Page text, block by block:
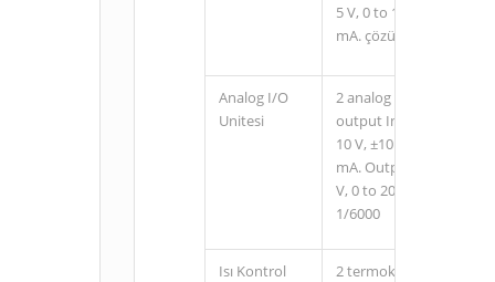
5 V, 0 to 10 V, ±10 V, 0
mA. çözünürlük: 1/6000
Analog I/O
Unitesi
2 analog inputs and 1
output Input range: 0 to
10 V, ±10 V, 0 to 20 mA,
mA. Output range: 1 to
V, 0 to 20 mA, or 4 to
1/6000
Isı Kontrol
2 termokupl girişi K ve j